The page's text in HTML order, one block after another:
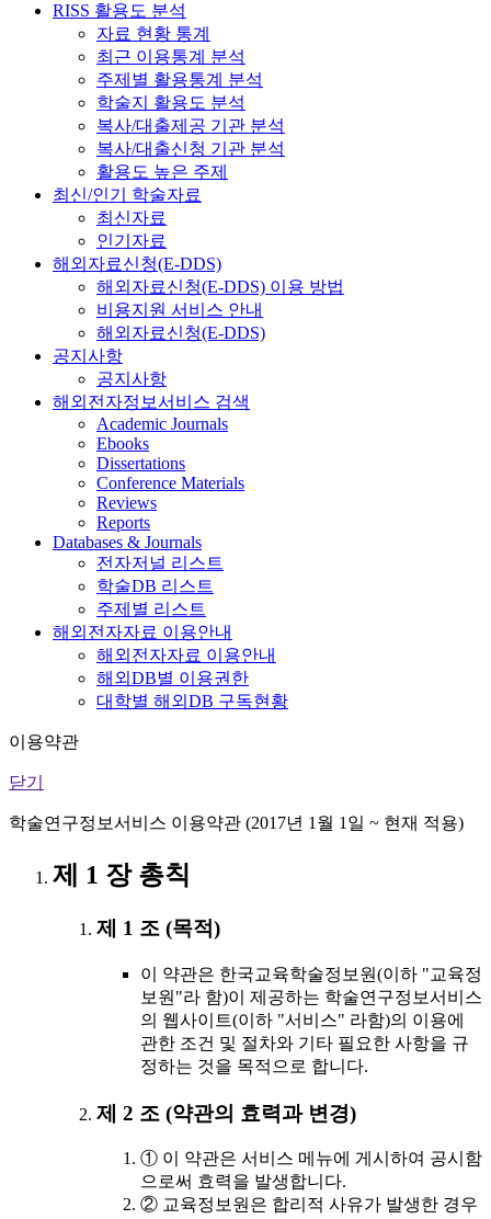
RISS 활용도 분석
자료 현황 통계
최근 이용통계 분석
주제별 활용통계 분석
학술지 활용도 분석
복사/대출제공 기관 분석
복사/대출신청 기관 분석
활용도 높은 주제
최신/인기 학술자료
최신자료
인기자료
해외자료신청(E-DDS)
해외자료신청(E-DDS) 이용 방법
비용지원 서비스 안내
해외자료신청(E-DDS)
공지사항
공지사항
해외전자정보서비스 검색
Academic Journals
Ebooks
Dissertations
Conference Materials
Reviews
Reports
Databases & Journals
전자저널 리스트
학술DB 리스트
주제별 리스트
해외전자자료 이용안내
해외전자자료 이용안내
해외DB별 이용권한
대학별 해외DB 구독현황
이용약관
닫기
학술연구정보서비스 이용약관 (2017년 1월 1일 ~ 현재 적용)
제 1 장 총칙
제 1 조 (목적)
이 약관은 한국교육학술정보원(이하 "교육정
보원"라 함)이 제공하는 학술연구정보서비스
의 웹사이트(이하 "서비스" 라함)의 이용에
관한 조건 및 절차와 기타 필요한 사항을 규
정하는 것을 목적으로 합니다.
제 2 조 (약관의 효력과 변경)
① 이 약관은 서비스 메뉴에 게시하여 공시함
으로써 효력을 발생합니다.
② 교육정보원은 합리적 사유가 발생한 경우